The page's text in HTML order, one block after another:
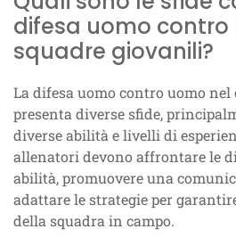
difesa uomo contro
squadre giovanili?
La difesa uomo contro uomo
presenta diverse sfide,
diverse abilità e livelli di
allenatori devono affrontare le
abilità, promuovere una
adattare le strategie per
della squadra in campo.